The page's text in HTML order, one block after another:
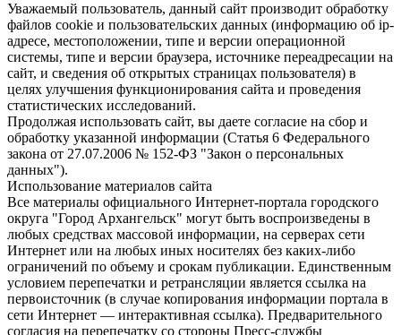
Уважаемый пользователь, данный сайт производит обработку
файлов cookie и пользовательских данных (информацию об ip-
адресе, местоположении, типе и версии операционной
системы, типе и версии браузера, источнике переадресации на
сайт, и сведения об открытых страницах пользователя) в
целях улучшения функционирования сайта и проведения
статистических исследований.
Продолжая использовать сайт, вы даете согласие на сбор и
обработку указанной информации (Статья 6 Федерального
закона от 27.07.2006 № 152-ФЗ "Закон о персональных
данных").
Использование материалов сайта
Все материалы официального Интернет-портала городского
округа "Город Архангельск" могут быть воспроизведены в
любых средствах массовой информации, на серверах сети
Интернет или на любых иных носителях без каких-либо
ограничений по объему и срокам публикации. Единственным
условием перепечатки и ретрансляции является ссылка на
первоисточник (в случае копирования информации портала в
сети Интернет — интерактивная ссылка). Предварительного
согласия на перепечатку со стороны Пресс-службы